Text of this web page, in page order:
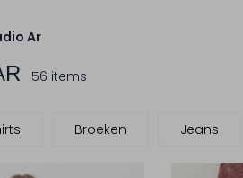
Ar
56 items
Broeken Jeans